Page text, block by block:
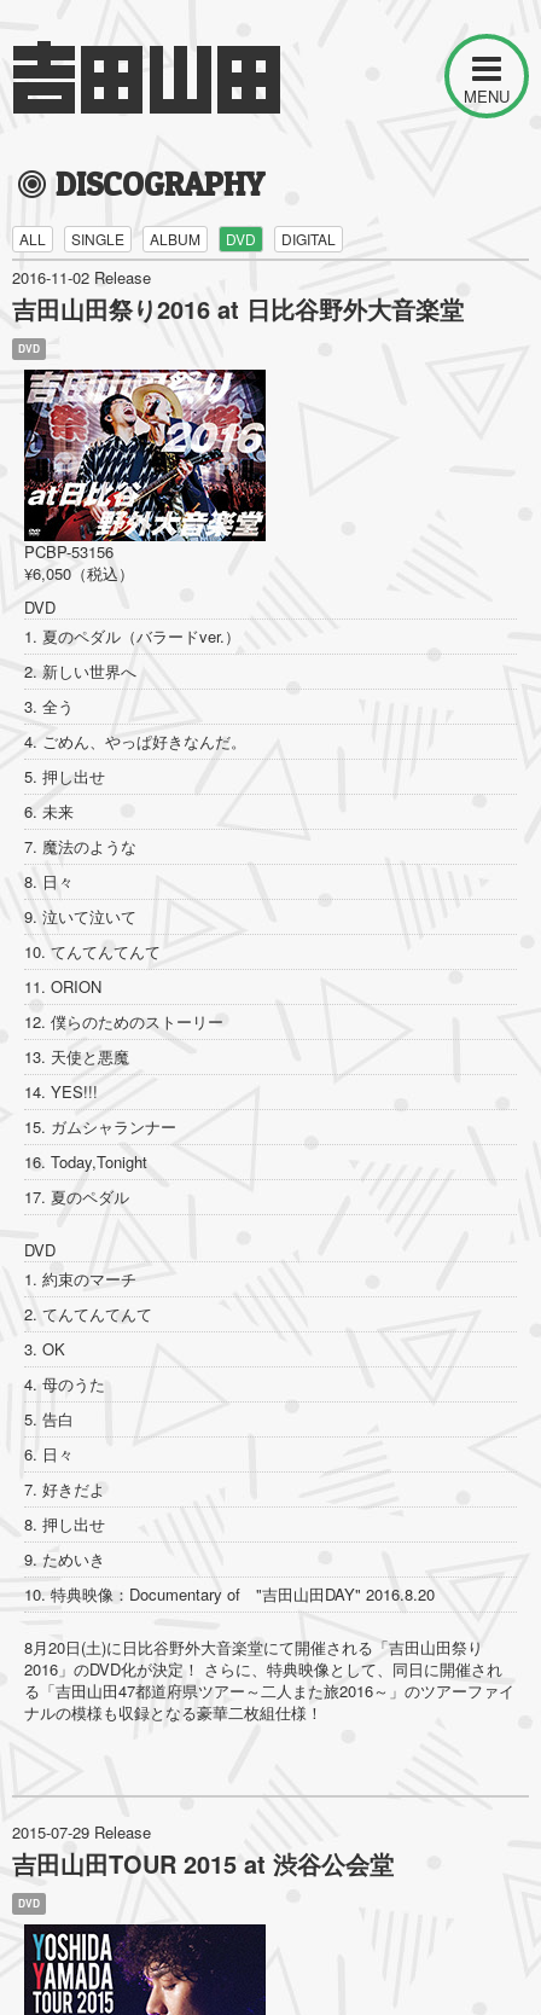
MENU
DISCOGRAPHY
ALL SINGLE ALBUM DVD DIGITAL
2016-11-02 Release
吉田山田祭り2016 at 日比谷野外大音楽堂
DVD
PCBP-53156
¥6,050（税込）
DVD
1. 夏のペダル（バラードver.）
2. 新しい世界へ
3. 全う
4. ごめん、やっぱ好きなんだ。
5. 押し出せ
6. 未来
7. 魔法のような
8. 日々
9. 泣いて泣いて
10. てんてんてんて
11. ORION
12. 僕らのためのストーリー
13. 天使と悪魔
14. YES!!!
15. ガムシャランナー
16. Today,Tonight
17. 夏のペダル
DVD
1. 約束のマーチ
2. てんてんてんて
3. OK
4. 母のうた
5. 告白
6. 日々
7. 好きだよ
8. 押し出せ
9. ためいき
10. 特典映像：Documentary of "吉田山田DAY" 2016.8.20
8月20日(土)に日比谷野外大音楽堂にて開催される「吉田山田祭り
2016」のDVD化が決定！ さらに、特典映像として、同日に開催され
る「吉田山田47都道府県ツアー～二人また旅2016～」のツアーファイ
ナルの模様も収録となる豪華二枚組仕様！
2015-07-29 Release
吉田山田TOUR 2015 at 渋谷公会堂
DVD